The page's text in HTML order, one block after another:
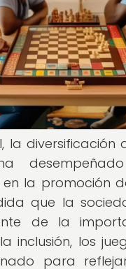
la diversificación
la promoción
que la
de la
inclusión, los
para